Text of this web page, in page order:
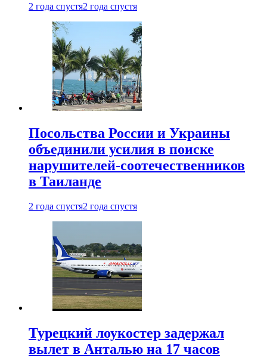
2 года спустя2 года спустя
Посольства России и Украины
объединили усилия в поиске
нарушителей-соотечественников
в Таиланде
2 года спустя2 года спустя
Турецкий лоукостер задержал
вылет в Анталью на 17 часов